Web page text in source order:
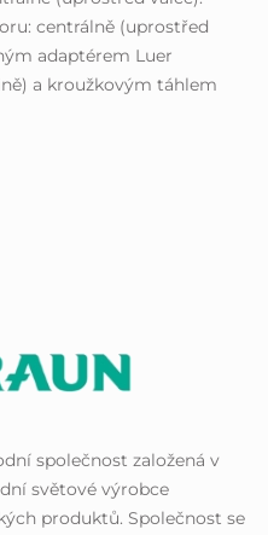
centrálně (uprostřed
adaptérem Luer
a kroužkovým táhlem
společnost založená v
světové výrobce
produktů. Společnost se